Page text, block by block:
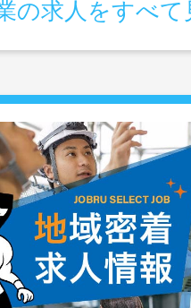
の求人をすべて